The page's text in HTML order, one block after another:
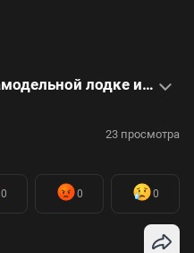
Друзья странствуют на самодельной лодке из прошлого — видео
23 просмотра
0 0 0